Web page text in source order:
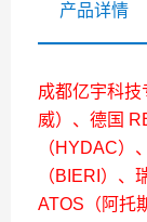
产品详情
成都亿宇科
威）、德国
（HYDAC）
（BIERI）、
ATOS（阿托